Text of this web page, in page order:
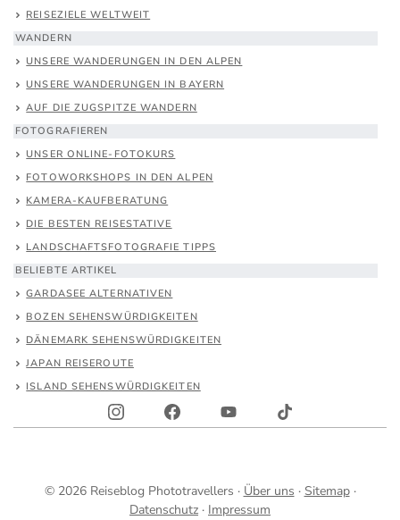
REISEZIELE WELTWEIT
WANDERN
UNSERE WANDERUNGEN IN DEN ALPEN
UNSERE WANDERUNGEN IN BAYERN
AUF DIE ZUGSPITZE WANDERN
FOTOGRAFIEREN
UNSER ONLINE-FOTOKURS
FOTOWORKSHOPS IN DEN ALPEN
KAMERA-KAUFBERATUNG
DIE BESTEN REISESTATIVE
LANDSCHAFTSFOTOGRAFIE TIPPS
BELIEBTE ARTIKEL
GARDASEE ALTERNATIVEN
BOZEN SEHENSWÜRDIGKEITEN
DÄNEMARK SEHENSWÜRDIGKEITEN
JAPAN REISEROUTE
ISLAND SEHENSWÜRDIGKEITEN
© 2026 Reiseblog Phototravellers · Über uns · Sitemap·
Datenschutz · Impressum